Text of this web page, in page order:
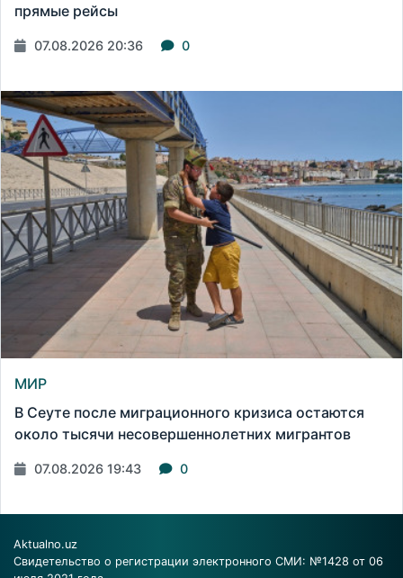
прямые рейсы
07.08.2026 20:36 0
МИР
В Сеуте после миграционного кризиса остаются
около тысячи несовершеннолетних мигрантов
07.08.2026 19:43 0
Aktualno.uz
Свидетельство о регистрации электронного СМИ: №1428 от 06